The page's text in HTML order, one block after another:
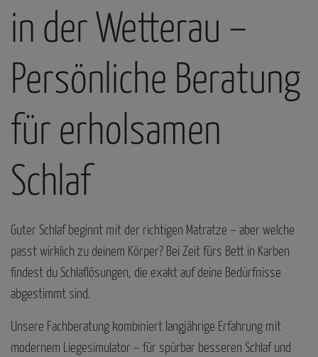
in der Wetterau –
Persönliche Beratung
für erholsamen
Schlaf
Guter Schlaf beginnt mit der richtigen Matratze – aber welche
passt wirklich zu deinem Körper? Bei Zeit fürs Bett in Karben
findest du Schlaflösungen, die exakt auf deine Bedürfnisse
abgestimmt sind.
Unsere Fachberatung kombiniert langjährige Erfahrung mit
modernem Liegesimulator – für spürbar besseren Schlaf und